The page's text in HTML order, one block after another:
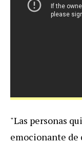
"Las personas
emocionante de